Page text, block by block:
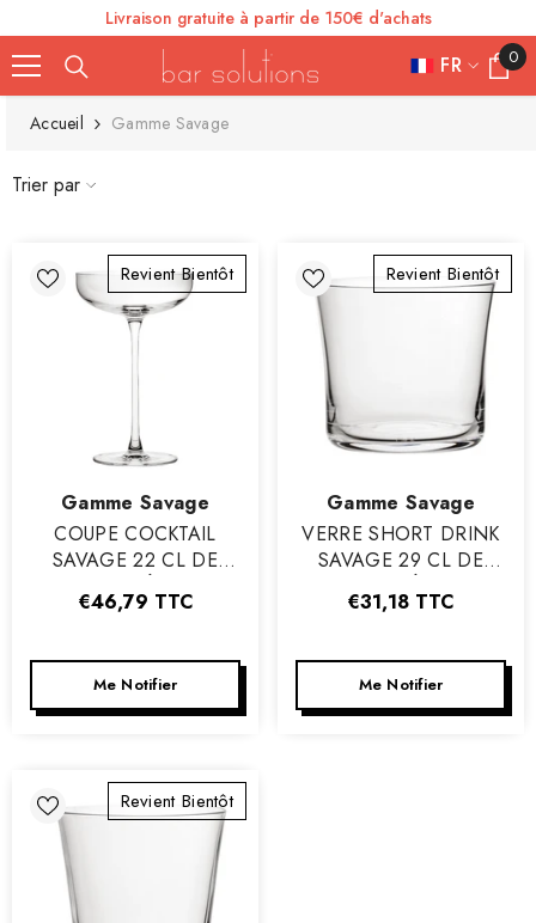
SE RENDRE AU CONTENU
Livraison gratuite à partir de 150€ d'achats
FR
FR
DE
0
0
article
Accueil Gamme Savage
Trier par
Revient Bientôt
Vendeur
:
Gamme Savage
COUPE COCKTAIL
SAVAGE 22 CL DE
€46,79 TTC
Me Notifier
Revient Bientôt
Vendeur
:
Gamme Savage
VERRE SHORT DRINK
SAVAGE 29 CL DE
€31,18 TTC
Me Notifier
Revient Bientôt